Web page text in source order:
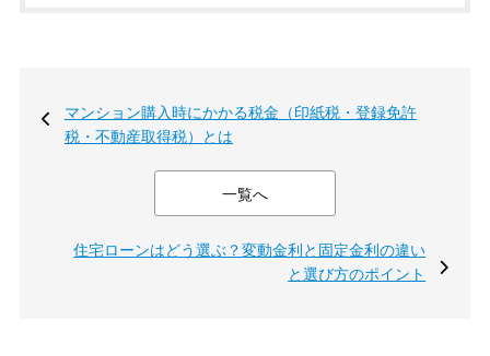
マンション購入時にかかる税金（印紙税・登録免許
税・不動産取得税）とは
一覧へ
住宅ローンはどう選ぶ？変動金利と固定金利の違い
と選び方のポイント